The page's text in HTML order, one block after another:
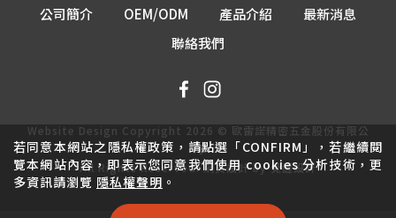
Website Design Copyright 2026 © 歐雷諾精密五金股份有限公
司
All Rights Reserved.網頁設計by覺醒設計
公司簡介 OEM/ODM 產品介紹
最新消息
聯絡我們
若同意本網站之隱私權政策，請點選「CONFIRM」，若繼續閱
覽本網站內容，即表示您同意我們使用 cookies 分析技術，更
多資訊請瀏覽 隱私權聲明 。